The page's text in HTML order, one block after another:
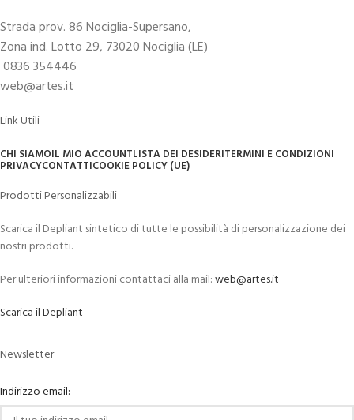
Strada prov. 86 Nociglia-Supersano,
Zona ind. Lotto 29, 73020 Nociglia (LE)
0836 354446
web@artes.it
Link Utili
CHI SIAMOIL MIO ACCOUNTLISTA DEI DESIDERITERMINI E CONDIZIONI
PRIVACYCONTATTICOOKIE POLICY (UE)
Prodotti Personalizzabili
Scarica il Depliant sintetico di tutte le possibilità di personalizzazione dei
nostri prodotti.
Per ulteriori informazioni contattaci alla mail:web@artes.it
Scarica il Depliant
Newsletter
Indirizzo email: